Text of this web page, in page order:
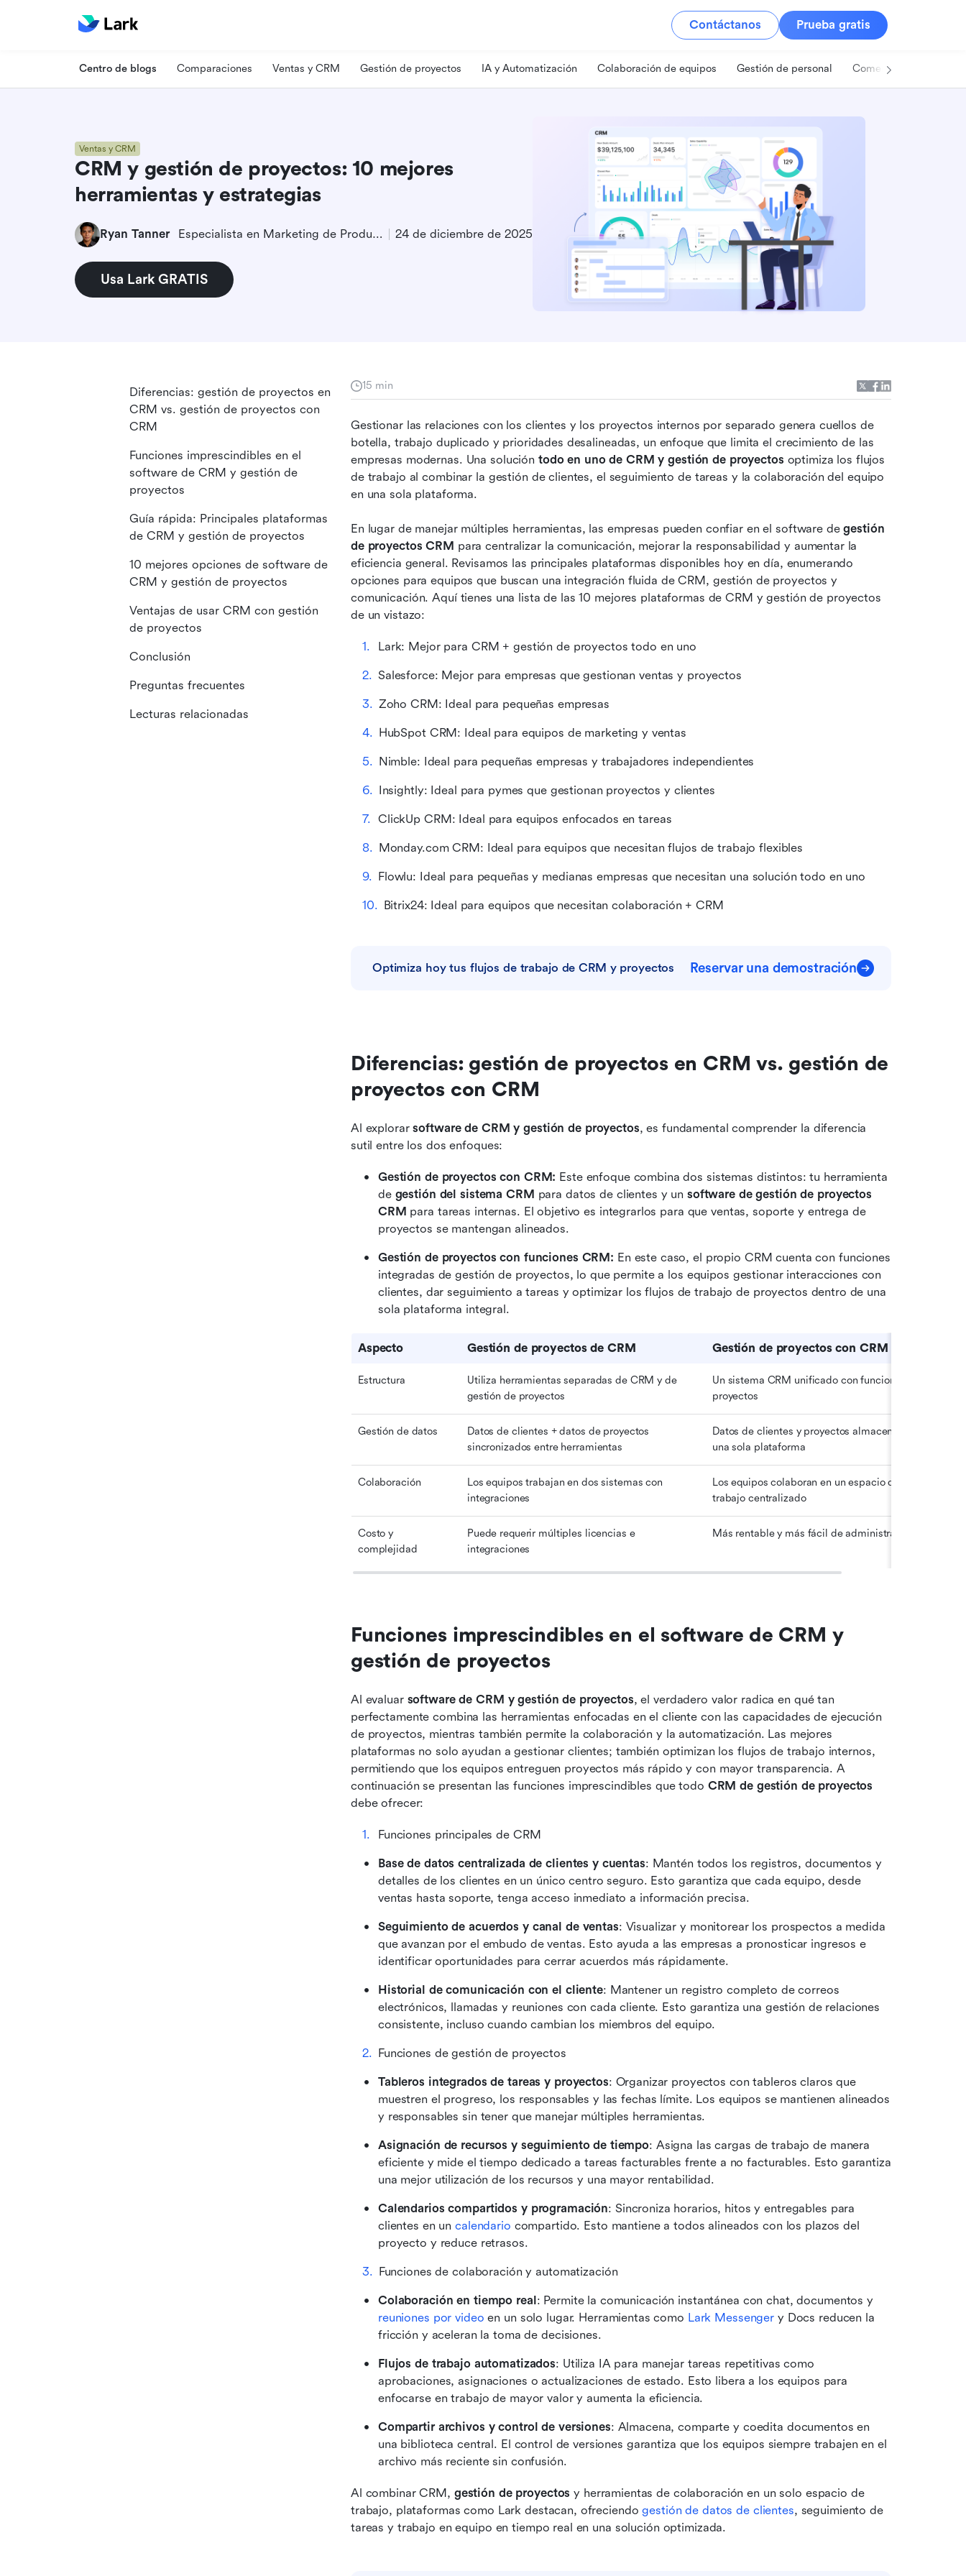
Contáctanos Prueba gratis
Centro de blogs Comparaciones Ventas y CRM Gestión de proyectos IA y Automatización Colaboración de equipos Gestión de personal Comercio minorista
Ventas y CRM
CRM y gestión de proyectos: 10 mejores
herramientas y estrategias
Ryan Tanner Especialista en Marketing de Producto 24 de diciembre de 2025
Usa Lark GRATIS
15 min
Gestionar las relaciones con los clientes y los proyectos internos por separado genera cuellos de
botella, trabajo duplicado y prioridades desalineadas, un enfoque que limita el crecimiento de las
empresas modernas. Una solución todo en uno de CRM y gestión de proyectos optimiza los flujos
de trabajo al combinar la gestión de clientes, el seguimiento de tareas y la colaboración del equipo
en una sola plataforma.
En lugar de manejar múltiples herramientas, las empresas pueden confiar en el software de gestión
de proyectos CRM para centralizar la comunicación, mejorar la responsabilidad y aumentar la
eficiencia general. Revisamos las principales plataformas disponibles hoy en día, enumerando
opciones para equipos que buscan una integración fluida de CRM, gestión de proyectos y
comunicación. Aquí tienes una lista de las 10 mejores plataformas de CRM y gestión de proyectos
de un vistazo:
Lark: Mejor para CRM + gestión de proyectos todo en uno
Salesforce: Mejor para empresas que gestionan ventas y proyectos
Zoho CRM: Ideal para pequeñas empresas
HubSpot CRM: Ideal para equipos de marketing y ventas
Nimble: Ideal para pequeñas empresas y trabajadores independientes
Insightly: Ideal para pymes que gestionan proyectos y clientes
ClickUp CRM: Ideal para equipos enfocados en tareas
Monday.com CRM: Ideal para equipos que necesitan flujos de trabajo flexibles
Flowlu: Ideal para pequeñas y medianas empresas que necesitan una solución todo en uno
Bitrix24: Ideal para equipos que necesitan colaboración + CRM
Optimiza hoy tus flujos de trabajo de CRM y proyectos Reservar una demostración
Diferencias: gestión de proyectos en CRM vs. gestión de
proyectos con CRM
Al explorar software de CRM y gestión de proyectos, es fundamental comprender la diferencia
sutil entre los dos enfoques:
Gestión de proyectos con CRM: Este enfoque combina dos sistemas distintos: tu herramienta
de gestión del sistema CRM para datos de clientes y un software de gestión de proyectos
CRM para tareas internas. El objetivo es integrarlos para que ventas, soporte y entrega de
proyectos se mantengan alineados.
Gestión de proyectos con funciones CRM: En este caso, el propio CRM cuenta con funciones
integradas de gestión de proyectos, lo que permite a los equipos gestionar interacciones con
clientes, dar seguimiento a tareas y optimizar los flujos de trabajo de proyectos dentro de una
sola plataforma integral.
Aspecto Gestión de proyectos de CRM Gestión de proyectos con CRM
Estructura
Utiliza herramientas separadas de CRM y de
gestión de proyectos
Un sistema CRM unificado con funciones de
proyectos
Gestión de datos
Datos de clientes + datos de proyectos
sincronizados entre herramientas
Datos de clientes y proyectos almacenados en
una sola plataforma
Colaboración
Los equipos trabajan en dos sistemas con
integraciones
Los equipos colaboran en un espacio de
trabajo centralizado
Costo y
complejidad
Puede requerir múltiples licencias e
integraciones
Más rentable y más fácil de administrar
Funciones imprescindibles en el software de CRM y
gestión de proyectos
Al evaluar software de CRM y gestión de proyectos, el verdadero valor radica en qué tan
perfectamente combina las herramientas enfocadas en el cliente con las capacidades de ejecución
de proyectos, mientras también permite la colaboración y la automatización. Las mejores
plataformas no solo ayudan a gestionar clientes; también optimizan los flujos de trabajo internos,
permitiendo que los equipos entreguen proyectos más rápido y con mayor transparencia. A
continuación se presentan las funciones imprescindibles que todo CRM de gestión de proyectos
debe ofrecer:
Funciones principales de CRM
Base de datos centralizada de clientes y cuentas: Mantén todos los registros, documentos y
detalles de los clientes en un único centro seguro. Esto garantiza que cada equipo, desde
ventas hasta soporte, tenga acceso inmediato a información precisa.
Seguimiento de acuerdos y canal de ventas: Visualizar y monitorear los prospectos a medida
que avanzan por el embudo de ventas. Esto ayuda a las empresas a pronosticar ingresos e
identificar oportunidades para cerrar acuerdos más rápidamente.
Historial de comunicación con el cliente: Mantener un registro completo de correos
electrónicos, llamadas y reuniones con cada cliente. Esto garantiza una gestión de relaciones
consistente, incluso cuando cambian los miembros del equipo.
Funciones de gestión de proyectos
Tableros integrados de tareas y proyectos: Organizar proyectos con tableros claros que
muestren el progreso, los responsables y las fechas límite. Los equipos se mantienen alineados
y responsables sin tener que manejar múltiples herramientas.
Asignación de recursos y seguimiento de tiempo: Asigna las cargas de trabajo de manera
eficiente y mide el tiempo dedicado a tareas facturables frente a no facturables. Esto garantiza
una mejor utilización de los recursos y una mayor rentabilidad.
Calendarios compartidos y programación: Sincroniza horarios, hitos y entregables para
clientes en un calendario compartido. Esto mantiene a todos alineados con los plazos del
proyecto y reduce retrasos.
Funciones de colaboración y automatización
Colaboración en tiempo real
reuniones por video en un solo lugar. Herramientas como Lark Messenger y Docs reducen la
fricción y aceleran la toma de decisiones.
Flujos de trabajo automatizados: Utiliza IA para manejar tareas repetitivas como
aprobaciones, asignaciones o actualizaciones de estado. Esto libera a los equipos para
enfocarse en trabajo de mayor valor y aumenta la eficiencia.
Compartir archivos y control de versiones: Almacena, comparte y coedita documentos en
una biblioteca central. El control de versiones garantiza que los equipos siempre trabajen en el
archivo más reciente sin confusión.
Al combinar CRM, gestión de proyectos y herramientas de colaboración en un solo espacio de
trabajo, plataformas como Lark destacan, ofreciendo gestión de datos de clientes, seguimiento de
tareas y trabajo en equipo en tiempo real en una solución optimizada.
Diferencias: gestión de proyectos en
CRM vs. gestión de proyectos con
CRM
Funciones imprescindibles en el
software de CRM y gestión de
proyectos
Guía rápida: Principales plataformas
de CRM y gestión de proyectos
10 mejores opciones de software de
CRM y gestión de proyectos
Ventajas de usar CRM con gestión
de proyectos
Conclusión
Preguntas frecuentes
Lecturas relacionadas